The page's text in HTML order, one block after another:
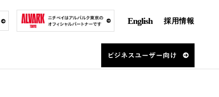
English 採用情報